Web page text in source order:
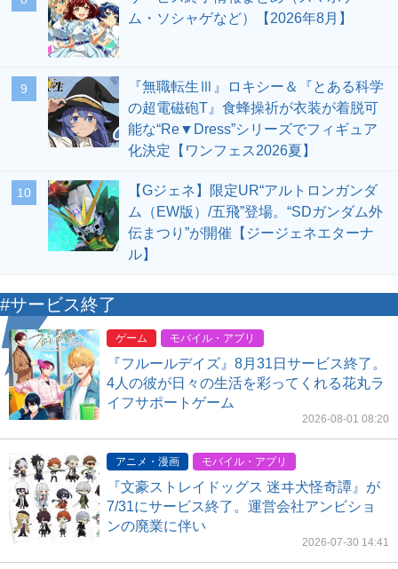
ム・ソシャゲなど）【2026年8月】
9
『無職転生Ⅲ』ロキシー＆『とある科学
の超電磁砲T』食蜂操祈が衣装が着脱可
能な“Re▼Dress”シリーズでフィギュア
化決定【ワンフェス2026夏】
10
【Gジェネ】限定UR“アルトロンガンダ
ム（EW版）/五飛”登場。“SDガンダム外
伝まつり”が開催【ジージェネエターナ
ル】
#サービス終了
ゲーム モバイル・アプリ
『フルールデイズ』8月31日サービス終了。
4人の彼が日々の生活を彩ってくれる花丸ラ
イフサポートゲーム
2026-08-01 08:20
アニメ・漫画 モバイル・アプリ
『文豪ストレイドッグス 迷ヰ犬怪奇譚』が
7/31にサービス終了。運営会社アンビショ
ンの廃業に伴い
2026-07-30 14:41